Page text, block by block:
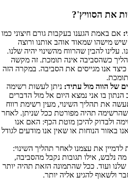
את הסוויץ'?
אם באמת הגענו בעקבות גורם חיצוני כמו
מישהו שמאוד אוהב אותנו ורוצה
עלינו להבין שהרווח מהשינוי יהיה שלנו.
כשהסביבה אינה תומכת. זה מקשה
כיצד אנו מגייסים את הסביבה. במקרה הזה
של הווה מול עתיד: ניתן לעשות רשימה
בו אני נמצא היום אל מול הדברים
את תהליך השינוי, מעין רשימת רווח
תהיה מפורטת ככל שניתן. לאחר
ולבדוק להיכן מוטת הכף: האם אנו
באזור הנוחות או שאין אנו מודעים לגודל
לדמיין את עצמנו לאחר תהליך השינוי:
מה נלבש, אילו תגובות נקבל מהסביבה,
שלנו ועוד. ככל שהתמונה הזאת תהיה יותר
ולשאוף להגיע אליה יותר.